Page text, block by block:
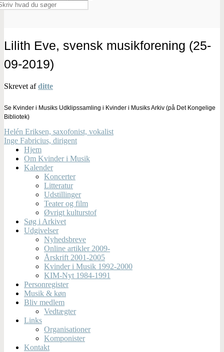
Lilith Eve, svensk musikforening (25-
09-2019)
Skrevet afditte
Se Kvinder i Musiks Udklipssamling i Kvinder i Musiks Arkiv (på Det Kongelige
Bibliotek)
Helén Eriksen, saxofonist, vokalist
Inge Fabricius, dirigent
Hjem
Om Kvinder i Musik
Kalender
Koncerter
Litteratur
Udstillinger
Teater og film
Øvrigt kulturstof
Søg i Arkivet
Udgivelser
Nyhedsbreve
Online artikler 2009-
Årskrift 2001-2005
Kvinder i Musik 1992-2000
KIM-Nyt 1984-1991
Personregister
Musik & køn
Bliv medlem
Vedtægter
Links
Organisationer
Komponister
Kontakt